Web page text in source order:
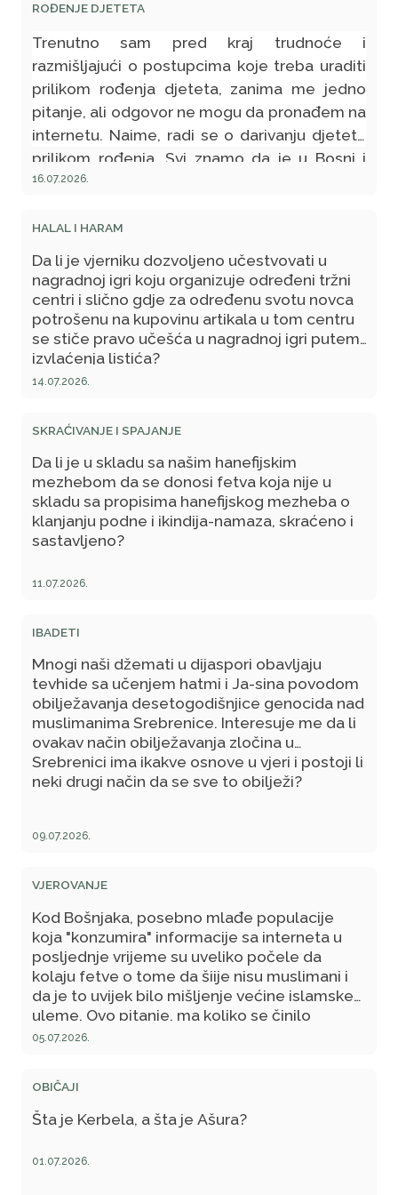
ROĐENJE DJETETA
Trenutno sam pred kraj trudnoće i
razmišljajući o postupcima koje treba uraditi
prilikom rođenja djeteta, zanima me jedno
pitanje, ali odgovor ne mogu da pronađem na
internetu. Naime, radi se o darivanju djeteta
prilikom rođenja. Svi znamo da je u Bosni i
Hercegovini običaj da odredimo osobu koja
zaželjeti djetetu nafaku, sreću, zdravlje i sl).
Mene zanima da li to ima veze sa islamom ili
je to samo običaj među našim narodom, jer
stariji ljudi su mi rekli da osoba koja će mi
darovati dijete mora biti osoba koja je sretna
u životu i koja ima veliku nafaku?
16.07.2026.
HALAL I HARAM
Da li je vjerniku dozvoljeno učestvovati u
nagradnoj igri koju organizuje određeni tržni
centri i slično gdje za određenu svotu novca
potrošenu na kupovinu artikala u tom centru
se stiče pravo učešća u nagradnoj igri putem
izvlaćenja listića?
14.07.2026.
SKRAĆIVANJE I SPAJANJE
Da li je u skladu sa našim hanefijskim
mezhebom da se donosi fetva koja nije u
skladu sa propisima hanefijskog mezheba o
klanjanju podne i ikindija-namaza, skraćeno i
sastavljeno?
11.07.2026.
IBADETI
Mnogi naši džemati u dijaspori obavljaju
tevhide sa učenjem hatmi i Ja-sina povodom
obilježavanja desetogodišnjice genocida nad
muslimanima Srebrenice. Interesuje me da li
ovakav način obilježavanja zločina u
Srebrenici ima ikakve osnove u vjeri i postoji li
neki drugi način da se sve to obilježi?
09.07.2026.
VJEROVANJE
Kod Bošnjaka, posebno mlađe populacije
koja "konzumira" informacije sa interneta u
posljednje vrijeme su uveliko počele da
kolaju fetve o tome da šiije nisu muslimani i
da je to uvijek bilo mišljenje većine islamske
uleme. Ovo pitanje, ma koliko se činilo
nebitnim u BiH za Bošnjake, u velikoj mjeri je
sunneta" i one koji podržavaju "prljave rafidije,
najveće neprijatelje islama"... Zato vam
postavljam konkretno pitanje: Da li su šiije
05.07.2026.
OBIČAJI
Šta je Kerbela, a šta je Ašura?
01.07.2026.